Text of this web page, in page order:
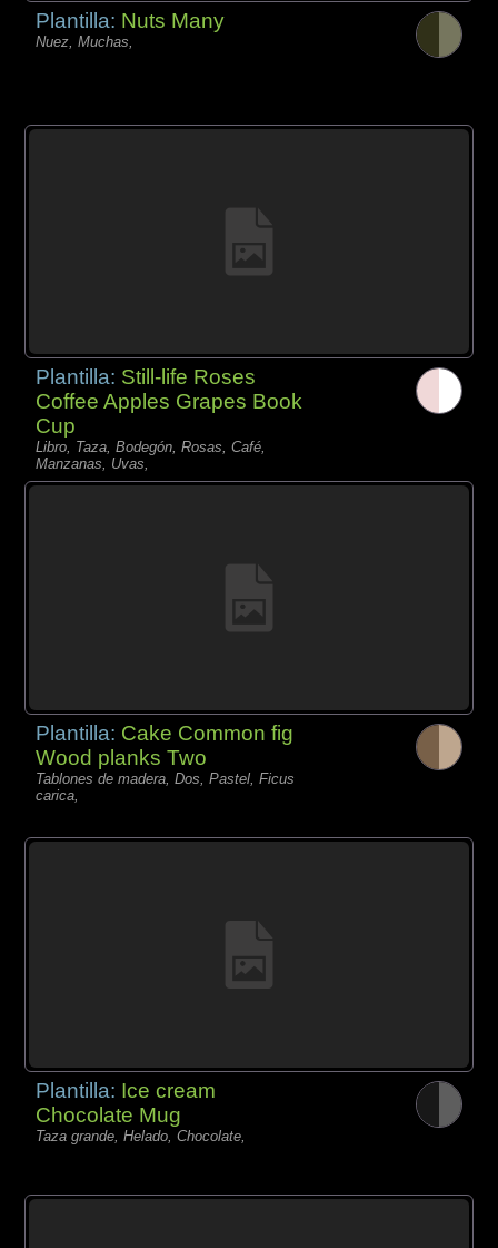
Plantilla: Nuts Many
Nuez, Muchas,
Plantilla: Still-life Roses
Coffee Apples Grapes Book
Cup
Libro, Taza, Bodegón, Rosas, Café,
Manzanas, Uvas,
Plantilla: Cake Common fig
Wood planks Two
Tablones de madera, Dos, Pastel, Ficus
carica,
Plantilla: Ice cream
Chocolate Mug
Taza grande, Helado, Chocolate,